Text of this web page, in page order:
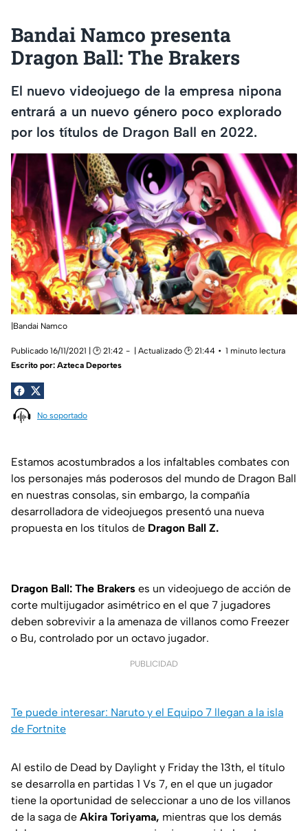
Bandai Namco presenta
Dragon Ball: The Brakers
El nuevo videojuego de la empresa nipona
entrará a un nuevo género poco explorado
por los títulos de Dragon Ball en 2022.
|Bandai Namco
Publicado 16/11/2021 | 🕑 21:42 | Actualizado 🕑 21:44
1 minuto lectura
Escrito por: Azteca Deportes
No soportado
Estamos acostumbrados a los infaltables combates con
los personajes más poderosos del mundo de Dragon Ball
en nuestras consolas, sin embargo, la compañía
desarrolladora de videojuegos presentó una nueva
propuesta en los títulos de Dragon Ball Z.
Dragon Ball: The Brakers es un videojuego de acción de
corte multijugador asimétrico en el que 7 jugadores
deben sobrevivir a la amenaza de villanos como Freezer
o Bu, controlado por un octavo jugador.
PUBLICIDAD
Te puede interesar: Naruto y el Equipo 7 llegan a la isla
de Fortnite
Al estilo de Dead by Daylight y Friday the 13th, el título
se desarrolla en partidas 1 Vs 7, en el que un jugador
tiene la oportunidad de seleccionar a uno de los villanos
de la saga de Akira Toriyama, mientras que los demás